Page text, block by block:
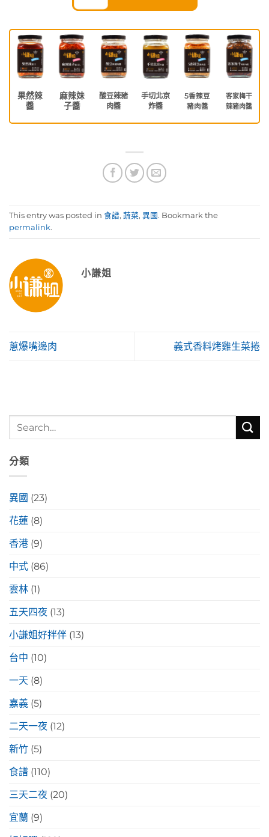
果然辣
醬
麻辣妹
子醬
酸豆辣豬
肉醬
手切北京
炸醬
5香辣豆
豬肉醬
客家梅干
辣豬肉醬
This entry was posted in 食譜, 蔬菜, 異國. Bookmark the
permalink.
小謙姐
蔥爆嘴邊肉 義式香料烤雞生菜捲
分類
異國 (23)
花蓮 (8)
香港 (9)
中式 (86)
雲林 (1)
五天四夜 (13)
小謙姐好拌伴 (13)
台中 (10)
一天 (8)
嘉義 (5)
二天一夜 (12)
新竹 (5)
食譜 (110)
三天二夜 (20)
宜蘭 (9)